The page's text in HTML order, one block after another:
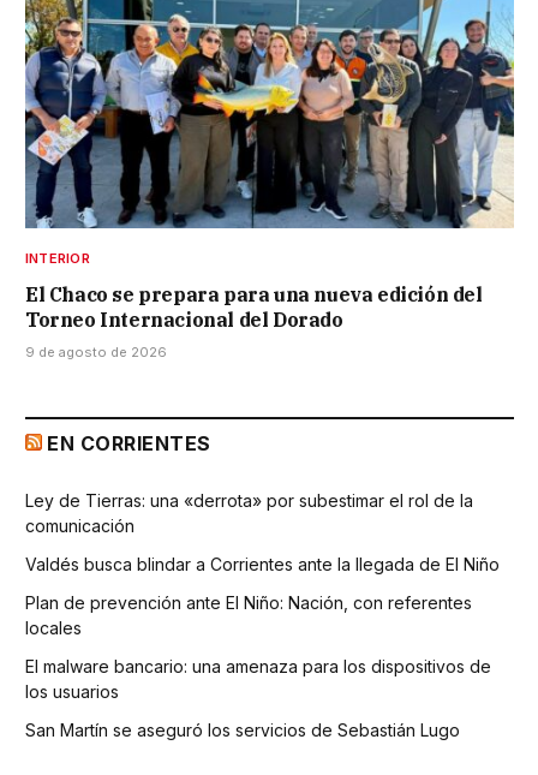
INTERIOR
El Chaco se prepara para una nueva edición del
Torneo Internacional del Dorado
9 de agosto de 2026
EN CORRIENTES
Ley de Tierras: una «derrota» por subestimar el rol de la
comunicación
Valdés busca blindar a Corrientes ante la llegada de El Niño
Plan de prevención ante El Niño: Nación, con referentes
locales
El malware bancario: una amenaza para los dispositivos de
los usuarios
San Martín se aseguró los servicios de Sebastián Lugo